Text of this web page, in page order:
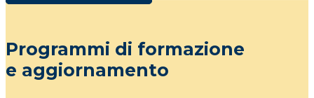
Programmi di formazione
e aggiornamento